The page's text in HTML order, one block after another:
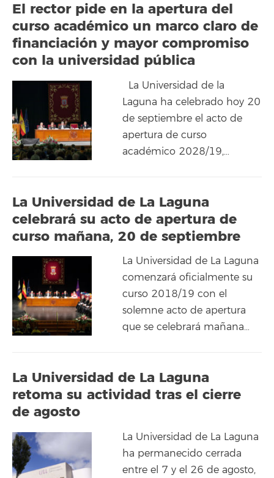
El rector pide en la apertura del
curso académico un marco claro de
financiación y mayor compromiso
con la universidad pública
La Universidad de la
Laguna ha celebrado hoy 20
de septiembre el acto de
apertura de curso
académico 2028/19,…
La Universidad de La Laguna
celebrará su acto de apertura de
curso mañana, 20 de septiembre
La Universidad de La Laguna
comenzará oficialmente su
curso 2018/19 con el
solemne acto de apertura
que se celebrará mañana…
La Universidad de La Laguna
retoma su actividad tras el cierre
de agosto
La Universidad de La Laguna
ha permanecido cerrada
entre el 7 y el 26 de agosto,